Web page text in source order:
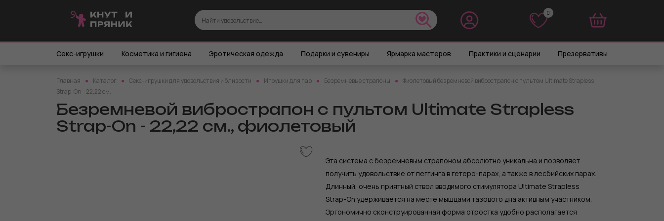
0
Секс-игрушки Косметика и гигиена Эротическая одежда Подарки и сувениры Ярмарка мастеров Практики и сценарии Презервативы
Главная Каталог Секс-игрушки для удовольствия и близости Игрушки для пар Безремневые страпоны
Фиолетовый безремневой вибрострапон с пультом Ultimate Strapless
Strap-On - 22,22 см.
Безремневой вибрострапон с пультом Ultimate Strapless
Strap-On - 22,22 см., фиолетовый
Эта система с безремневым страпоном абсолютно уникальна и позволяет
получить удовольствие от пеггинга в гетеро-парах, а также в лесбийских парах.
Длинный, очень приятный ствол вводимого стимулятора Ultimate Strapless
Strap-On удерживается на месте мышцами тазового дна активным участником.
Эргономично сконструированная форма отростка удобно располагается